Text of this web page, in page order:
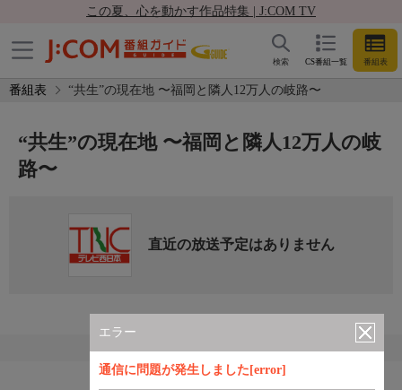
この夏、心を動かす作品特集 | J:COM TV
CS番組一覧 番組表
検索
番組表 “共生”の現在地 〜福岡と隣人12万人の岐路〜
エラー
通信に問題が発生しました[error]
“共生”の現在地 〜福岡と隣人12万人の岐
路〜
直近の放送予定はありません